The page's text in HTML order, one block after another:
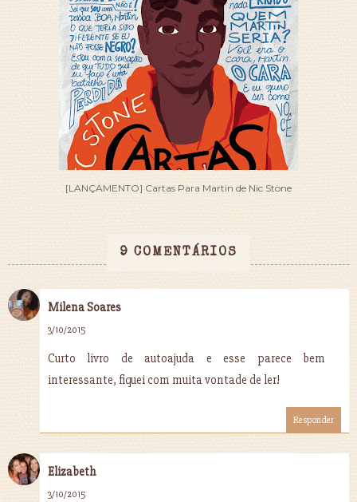
[LANÇAMENTO] Cartas Para Martin de Nic Stone
9 COMENTÁRIOS
Milena Soares
3/10/2015
Curto livro de autoajuda e esse parece bem
interessante, fiquei com muita vontade de ler!
Responder
Elizabeth
3/10/2015